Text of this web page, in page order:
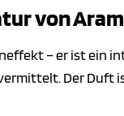
von
– er ist ein
Der Duft